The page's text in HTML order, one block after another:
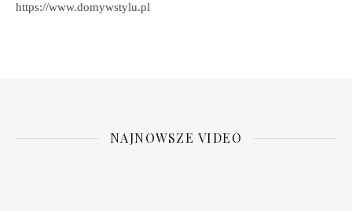
https://www.domywstylu.pl
NAJNOWSZE VIDEO